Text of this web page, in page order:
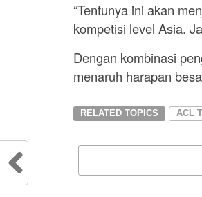
“Tentunya ini akan
kompetisi level Asia.
Dengan kombinasi
menaruh harapan
RELATED TOPICS ACL